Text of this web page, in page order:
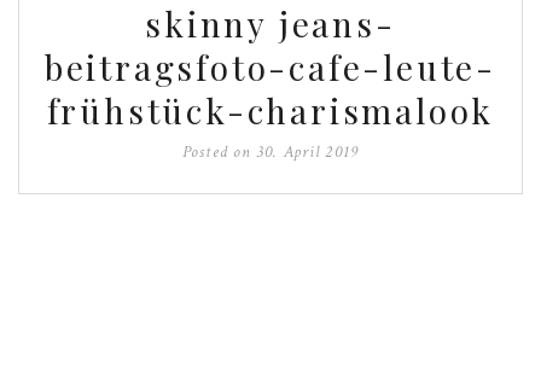
skinny jeans-
beitragsfoto-cafe-leute-
frühstück-charismalook
Posted on30. April 2019